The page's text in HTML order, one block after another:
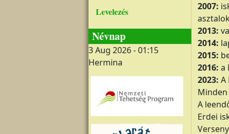
Levelezés
Névnap
3 Aug 2026 - 01:15
Hermina
2007:
2013:
2014:
2015:
2016: a
2023: A
Minden
A
Erdei